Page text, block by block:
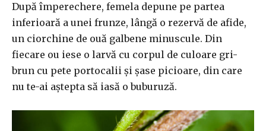
După împerechere, femela depune pe partea
inferioară a unei frunze, lângă o rezervă de afide,
un ciorchine de ouă galbene minuscule. Din
fiecare ou iese o larvă cu corpul de culoare gri-
brun cu pete portocalii și șase picioare, din care
nu te-ai aştepta să iasă o buburuză.